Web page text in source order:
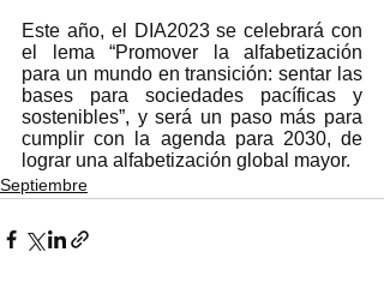
Este año, el DIA2023 se celebrará con
el lema “Promover la alfabetización
para un mundo en transición: sentar las
bases para sociedades pacíficas y
sostenibles”, y será un paso más para
cumplir con la agenda para 2030, de
lograr una alfabetización global mayor.
Septiembre